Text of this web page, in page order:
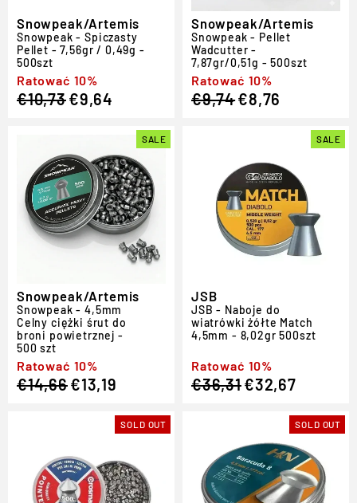
Snowpeak/Artemis
Snowpeak - Spiczasty
Pellet - 7,56gr ​​/ 0,49g -
500szt
Ratować 10%
Regular
price
€10,73
Sale
price
€9,64
Snowpeak/Artemis
Snowpeak - Pellet
Wadcutter -
7,87gr/0,51g - 500szt
Ratować 10%
Regular
price
€9,74
Sale
price €8,76
SALE
Snowpeak/Artemis
Snowpeak - 4,5mm
Celny ciężki śrut do
broni powietrznej -
500 szt
Ratować 10%
Regular
price
€14,66
Sale
price
€13,19
SALE
JSB
JSB - Naboje do
wiatrówki żółte Match
4,5mm - 8,02gr 500szt
Ratować 10%
Regular
price
€36,31
Sale
price
€32,67
SOLD OUT SOLD OUT